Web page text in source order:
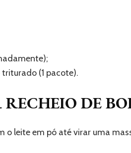
(1 pacote).
DE
o leite em pó até virar uma